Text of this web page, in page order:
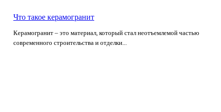
Что такое керамогранит
Керамогранит – это материал, который стал неотъемлемой частью
современного строительства и отделки...